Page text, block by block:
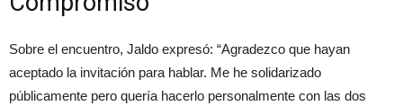
Sobre el encuentro, Jaldo expresó: “Agradezco que hayan
aceptado la invitación para hablar. Me he solidarizado
públicamente pero quería hacerlo personalmente con las dos